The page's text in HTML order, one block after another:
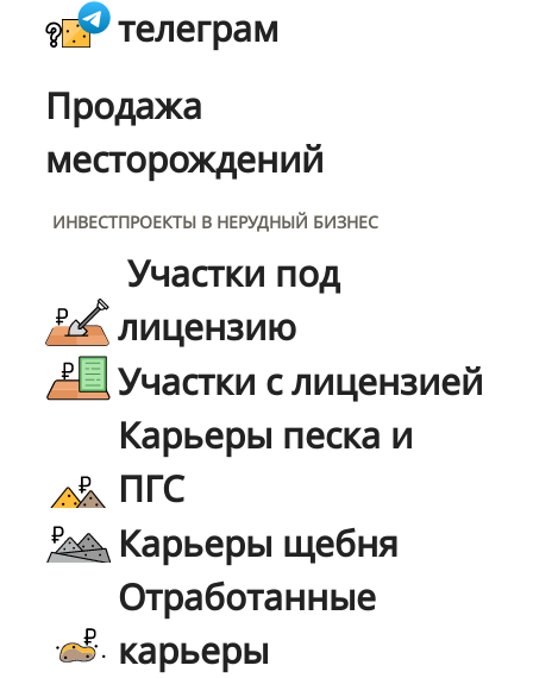
телеграм
Продажа
месторождений
ИНВЕСТПРОЕКТЫ В НЕРУДНЫЙ БИЗНЕС
Участки под
лицензию
Участки с лицензией
Карьеры песка и
ПГС
Карьеры щебня
Отработанные
карьеры